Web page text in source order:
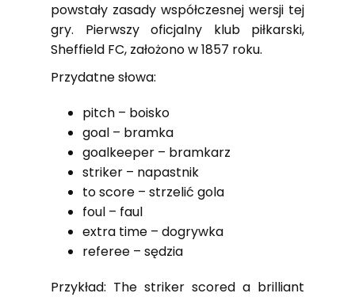
powstały zasady współczesnej wersji tej
gry. Pierwszy oficjalny klub piłkarski,
Sheffield FC, założono w 1857 roku.
Przydatne słowa:
pitch – boisko
goal – bramka
goalkeeper – bramkarz
striker – napastnik
to score – strzelić gola
foul – faul
extra time – dogrywka
referee – sędzia
Przykład: The striker scored a brilliant